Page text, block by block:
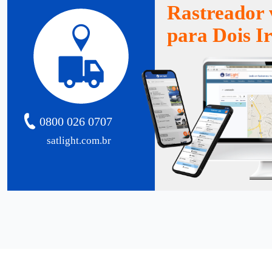
satlight.com.br
0800 026 0707
Rastreador
para Dois